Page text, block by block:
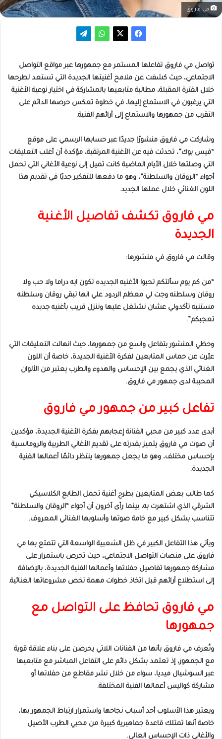
مى فاروق
تواصل مي فاروق تفاعلها المستمر مع جمهورها عبر مواقع التواصل
الاجتماعي، حيث كشفت عن ملامح أغنيتها الجديدة التي تستعد لطرحها
خلال الفترة المقبلة، مطالبة متابعيها بالمشاركة في اختيار نوعية الأغنية
التي يرغبون في الاستماع إليها، في خطوة تعكس حرصها الدائم على
التقرب من جمهورها والاستماع إلى آرائهم الفنية.
وشاركت مي فاروق منشورًا جديدًا عبر حسابها الرسمي على موقع
“فيس بوك”، تحدثت فيه عن الأغنية المرتقبة، مؤكدة أن أغلب التعليقات
التي وصلتها خلال الأيام الماضية كانت تميل إلى نوعية الأغاني التي تحمل
أجواء “الروقان والسلطنة”، وهو ما دفعها للتفكير جديًا في تقديم هذا
اللون الغنائي خلال عملها الجديد.
مي فاروق تكشف تفاصيل الأغنية
الجديدة
وقالت مي فاروق في منشورها:
“من كم يوم سألتكم تحبوا الأغنيه الجديده تكون ايه دراما ولا حب ولا
روقان وسلطنه وجت لي معظم الردود علي انها تبقي روقان وسلطنه
مستنيه تأكدولي عشان نشتغل عليها وننزل قريب بأغنيه جديده
تعجبكم”.
وحظي المنشور بتفاعل واسع من جمهورها، حيث انهالت التعليقات التي
عبّرت عن حماس المتابعين لفكرة الأغنية الجديدة، خاصة أن اللون
الغنائي الذي يجمع بين الإحساس والهدوء والطرب يعتبر من الألوان
المحببة لدى جمهور مي فاروق.
تفاعل كبير من جمهور مي فاروق
أبدى عدد كبير من محبي الفنانة إعجابهم بفكرة الأغنية الجديدة، مؤكدين
أن صوت مي فاروق يتميز بقدرته على تقديم الأغاني الطربية والرومانسية
بإحساس مختلف، وهو ما يجعل جمهورها ينتظر دائمًا أعمالها الفنية
الجديدة.
كما طالب بعض المتابعين بطرح أغنية تحمل الطابع الكلاسيكي
الشرقي الذي اشتهرت به، بينما رأى آخرون أن أجواء “الروقان والسلطنة”
تتناسب بشكل كبير مع خامة صوتها وأسلوبها الغنائي المعروف.
ويأتي هذا التفاعل الكبير في ظل الشعبية الواسعة التي تتمتع بها مي
فاروق على منصات التواصل الاجتماعي، حيث تحرص باستمرار على
مشاركة جمهورها تفاصيل حفلاتها وأعمالها الفنية الجديدة، بالإضافة
إلى استطلاع آرائهم قبل اتخاذ خطوات مهمة تخص مشروعاتها الغنائية.
مي فاروق تحافظ على التواصل مع
جمهورها
وتُعرف مي فاروق بأنها من الفنانات اللاتي يحرصن على بناء علاقة قوية
مع الجمهور، إذ تعتمد بشكل دائم على التفاعل المباشر مع متابعيها
عبر السوشيال ميديا، سواء من خلال نشر مقاطع من حفلاتها أو
مشاركة كواليس أعمالها الفنية المختلفة.
ويعتبر هذا الأسلوب أحد أسباب نجاحها واستمرار ارتباط الجمهور بها،
خاصة أنها تمتلك قاعدة جماهيرية كبيرة من محبي الطرب الأصيل
والأغاني ذات الإحساس العالي.